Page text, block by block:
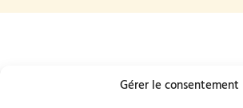
Gérer le consentement